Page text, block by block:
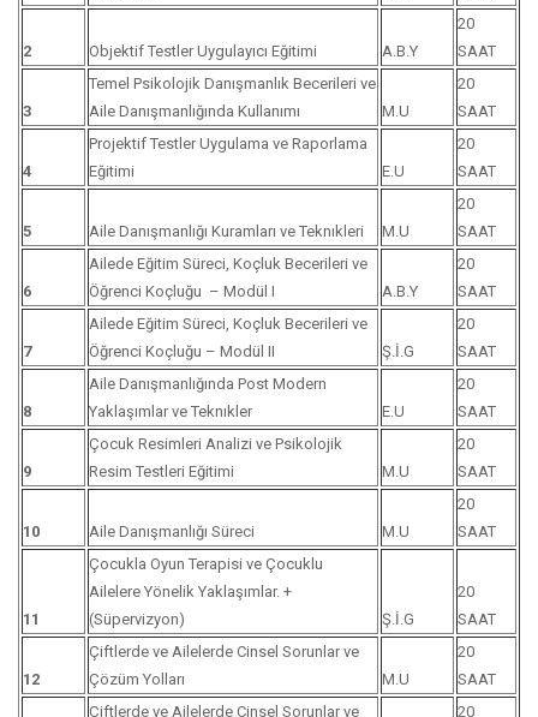
2 Objektif Testler Uygulayıcı Eğitimi A.B.Y
20
SAAT
3
Temel Psikolojik Danışmanlık Becerileri ve
Aile Danışmanlığında Kullanımı
M.U
20
SAAT
4
Projektif Testler Uygulama ve Raporlama
Eğitimi
E.U
20
SAAT
5 Aile Danışmanlığı Kuramları ve Teknıkleri M.U
20
SAAT
6
Ailede Eğitim Süreci, Koçluk Becerileri ve
Öğrenci Koçluğu – Modül I
A.B.Y
20
SAAT
7
Ailede Eğitim Süreci, Koçluk Becerileri ve
Öğrenci Koçluğu – Modül II
Ş.İ.G
20
SAAT
8
Aile Danışmanlığında Post Modern
Yaklaşımlar ve Teknıkler
E.U
20
SAAT
9
Çocuk Resimleri Analizi ve Psikolojik
Resim Testleri Eğitimi
M.U
20
SAAT
10 Aile Danışmanlığı Süreci M.U
20
SAAT
11
Çocukla Oyun Terapisi ve Çocuklu
Ailelere Yönelik Yaklaşımlar. +
(Süpervizyon)
Ş.İ.G
20
SAAT
12
Çiftlerde ve Ailelerde Cinsel Sorunlar ve
Çözüm Yolları
M.U
20
SAAT
Çiftlerde ve Ailelerde Cinsel Sorunlar ve
20